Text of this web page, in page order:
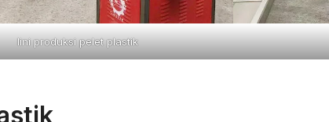
lini produksi pelet plastik